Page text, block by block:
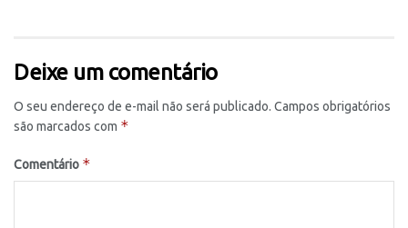
Deixe um comentário
O seu endereço de e-mail não será publicado. Campos obrigatórios
são marcados com *
Comentário *